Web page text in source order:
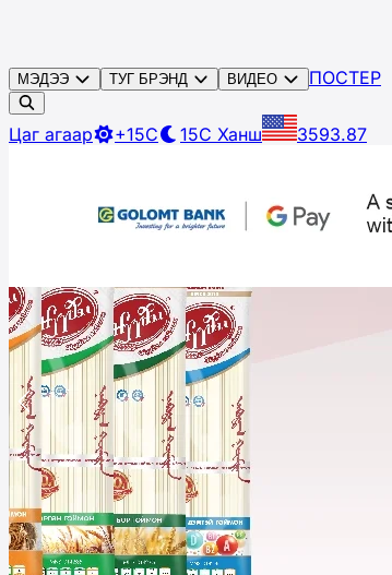
МЭДЭЭ ТУГ БРЭНД ВИДЕО ПОСТЕР
Цаг агаар +15C 15C Ханш 3593.87